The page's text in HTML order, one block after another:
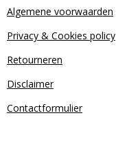
Algemene voorwaarden
Privacy & Cookies policy
Retourneren
Disclaimer
Contactformulier